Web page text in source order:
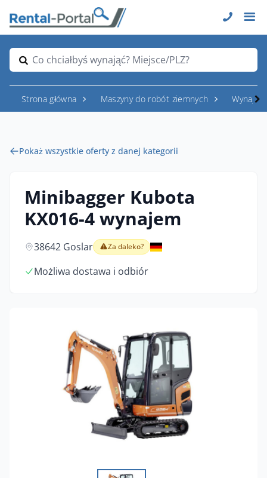
Co chciałbyś wynająć? Miejsce/PLZ?
Strona główna Maszyny do robót ziemnych
Pokaż wszystkie oferty z danej kategorii
Minibagger Kubota
KX016-4 wynajem
38642 Goslar Za daleko?
Możliwa dostawa i odbiór